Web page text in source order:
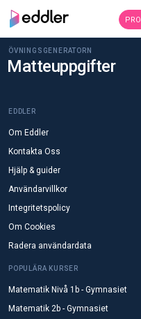
ÖVNINGSGENERATORN
Matteuppgifter
EDDLER
Om Eddler
Kontakta Oss
Hjälp & guider
Användarvillkor
Integritetspolicy
Om Cookies
Radera användardata
POPULÄRA KURSER
Matematik Nivå 1b - Gymnasiet
Matematik 2b - Gymnasiet